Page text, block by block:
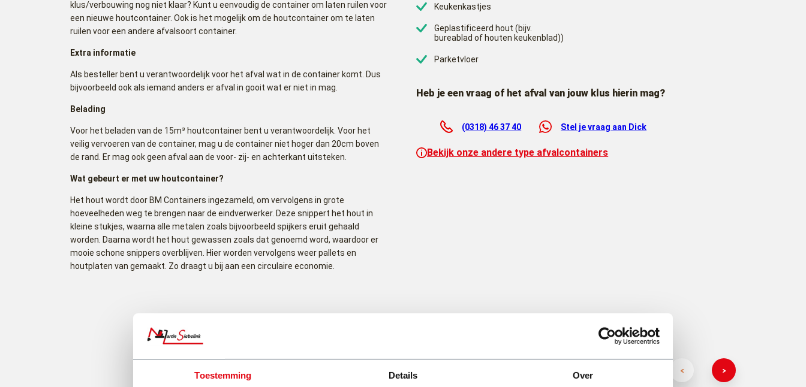
Toestemming Details Over
klus/verbouwing nog niet klaar? Kunt u eenvoudig de container om laten ruilen voor
een nieuwe houtcontainer. Ook is het mogelijk om de houtcontainer om te laten
ruilen voor een andere afvalsoort container.
Extra informatie
Als besteller bent u verantwoordelijk voor het afval wat in de container komt. Dus
bijvoorbeeld ook als iemand anders er afval in gooit wat er niet in mag.
Belading
Voor het beladen van de 15m³ houtcontainer bent u verantwoordelijk. Voor het
veilig vervoeren van de container, mag u de container niet hoger dan 20cm boven
de rand. Er mag ook geen afval aan de voor- zij- en achterkant uitsteken.
Wat gebeurt er met uw houtcontainer?
Het hout wordt door BM Containers ingezameld, om vervolgens in grote
hoeveelheden weg te brengen naar de eindverwerker. Deze snippert het hout in
kleine stukjes, waarna alle metalen zoals bijvoorbeeld spijkers eruit gehaald
worden. Daarna wordt het hout gewassen zoals dat genoemd word, waardoor er
mooie schone snippers overblijven. Hier worden vervolgens weer pallets en
houtplaten van gemaakt. Zo draagt u bij aan een circulaire economie.
Keukenkastjes
Geplastificeerd hout (bijv.
bureablad of houten keukenblad))
Parketvloer
Heb je een vraag of het afval van jouw klus hierin mag?
(0318) 46 37 40 Stel je vraag aan Dick
Bekijk onze andere type afvalcontainers
Wat onze klanten zeggen